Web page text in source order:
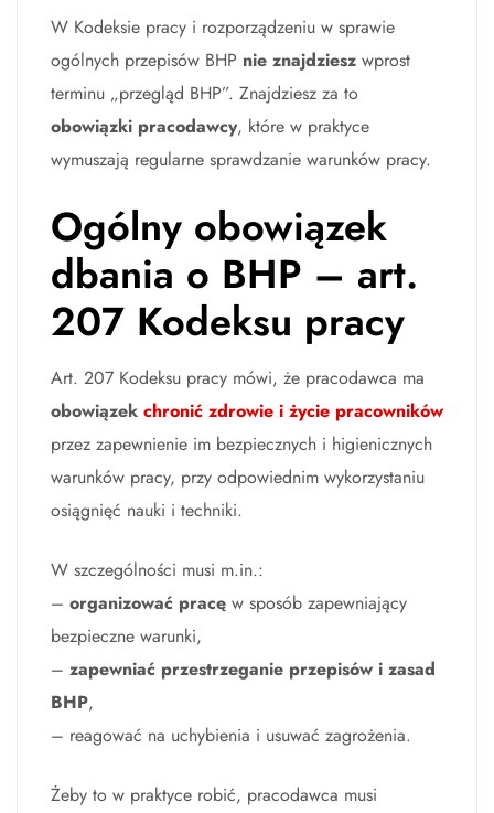
W Kodeksie pracy i rozporządzeniu w sprawie
ogólnych przepisów BHP nie znajdziesz wprost
terminu „przegląd BHP”. Znajdziesz za to
obowiązki pracodawcy, które w praktyce
wymuszają regularne sprawdzanie warunków pracy.
Ogólny obowiązek
dbania o BHP – art.
207 Kodeksu pracy
Art. 207 Kodeksu pracy mówi, że pracodawca ma
obowiązek chronić zdrowie i życie pracowników
przez zapewnienie im bezpiecznych i higienicznych
warunków pracy, przy odpowiednim wykorzystaniu
osiągnięć nauki i techniki.
W szczególności musi m.in.:
– organizować pracę w sposób zapewniający
bezpieczne warunki,
– zapewniać przestrzeganie przepisów i zasad
BHP,
– reagować na uchybienia i usuwać zagrożenia.
Żeby to w praktyce robić, pracodawca musi